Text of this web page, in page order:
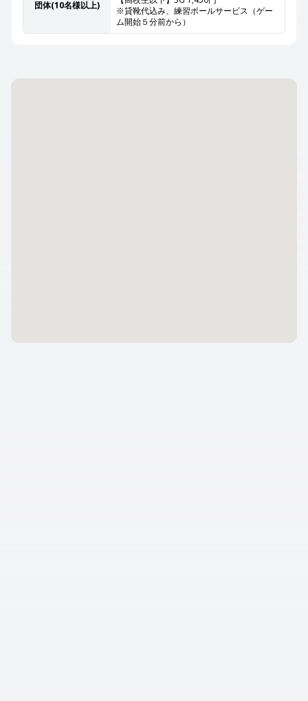
団体(10名様以上)
※貸靴代込み、練習ボールサービス（ゲー
ム開始５分前から）